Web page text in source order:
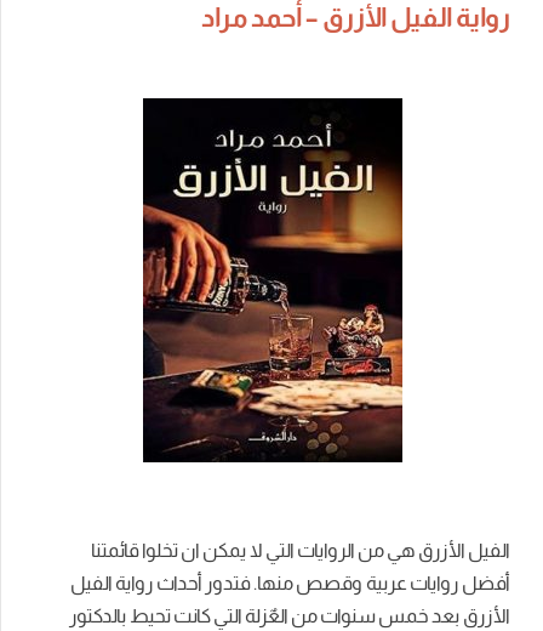
رواية الفيل الأزرق – أحمد مراد
الفيل الأزرق هي من الروايات التي لا يمكن ان تخلوا قائمتنا
أفضل روايات عربية وقصص منها. فتدور أحداث رواية الفيل
الأزرق بعد خمس سنوات من العٌزلة التي كانت تحيط بالدكتور